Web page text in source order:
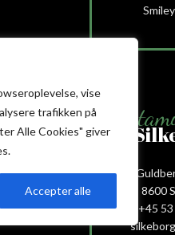
vise
trafikken på
Alle Cookies" giver
Accepter alle
8600
+45